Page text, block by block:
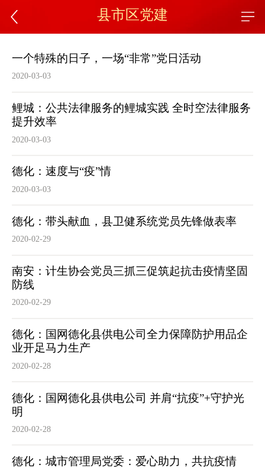
县市区党建
一个特殊的日子，一场“非常”党日活动
2020-03-03
鲤城：公共法律服务的鲤城实践 全时空法律服务
提升效率
2020-03-03
德化：速度与“疫”情
2020-03-03
德化：带头献血，县卫健系统党员先锋做表率
2020-02-29
南安：计生协会党员三抓三促筑起抗击疫情坚固
防线
2020-02-29
德化：国网德化县供电公司全力保障防护用品企
业开足马力生产
2020-02-28
德化：国网德化县供电公司 并肩“抗疫”+守护光
明
2020-02-28
德化：城市管理局党委：爱心助力，共抗疫情